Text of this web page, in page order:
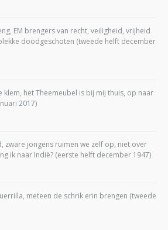
EM brengers van recht, veiligheid, vrijheid
doodgeschoten (tweede helft december
klem, het Theemeubel is bij mij thuis, op naar
2017)
zware jongens ruimen we zelf op, niet over
ik naar Indië? (eerste helft december 1947)
meteen de schrik erin brengen (tweede